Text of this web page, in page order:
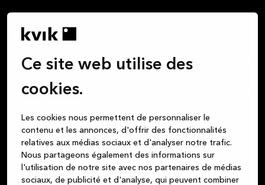
Ce site web utilise des
cookies.
Les cookies nous permettent de personnaliser le
contenu et les annonces, d'offrir des fonctionnalités
relatives aux médias sociaux et d'analyser notre trafic.
Nous partageons également des informations sur
l'utilisation de notre site avec nos partenaires de médias
sociaux, de publicité et d'analyse, qui peuvent combiner
Nous pensons que l’achat d’une cuisine doit être aussi
les repas que vous y préparez, les conversations de fin
verre de vin, les devoirs que les enfants font sur le
coin de la table, les jeux de cartes endiablés : la
cuisine est au cœur de la vie de famille. Mais que vous
achetiez une cuisine, une salle de bains ou un
dressing, nous sommes votre partenaire de confiance